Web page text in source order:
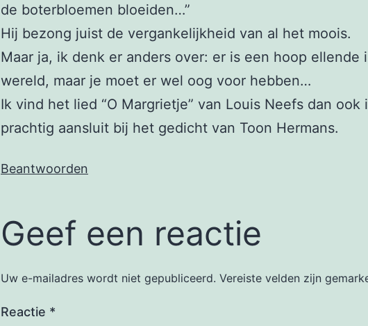
de boterbloemen bloeiden…”
Hij bezong juist de vergankelijkheid van al het moois.
Maar ja, ik denk er anders over: er is een hoop ellende
wereld, maar je moet er wel oog voor hebben…
Ik vind het lied “O Margrietje” van Louis Neefs dan ook
prachtig aansluit bij het gedicht van Toon Hermans.
Beantwoorden
Geef een reactie
Uw e-mailadres wordt niet gepubliceerd. Vereiste velden zijn
Reactie *